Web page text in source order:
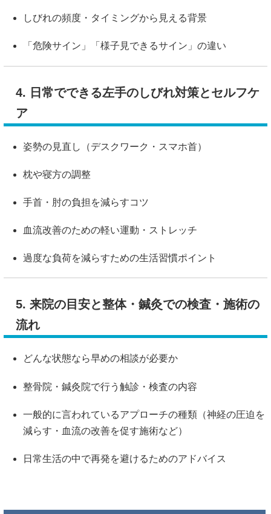
しびれの頻度・タイミングから見える背景
「危険サイン」「様子見できるサイン」の違い
4. 日常でできる左手のしびれ対策とセルフケ
ア
姿勢の見直し（デスクワーク・スマホ首）
枕や寝方の調整
手首・肘の負担を減らすコツ
血流改善のための軽い運動・ストレッチ
過度な負荷を減らすための生活習慣ポイント
5. 来院の目安と整体・鍼灸での検査・施術の
流れ
どんな状態なら早めの相談が必要か
整骨院・鍼灸院で行う触診・検査の内容
一般的に言われているアプローチの種類（神経の圧迫を
減らす・血流の改善を促す施術など）
日常生活の中で再発を避けるためのアドバイス